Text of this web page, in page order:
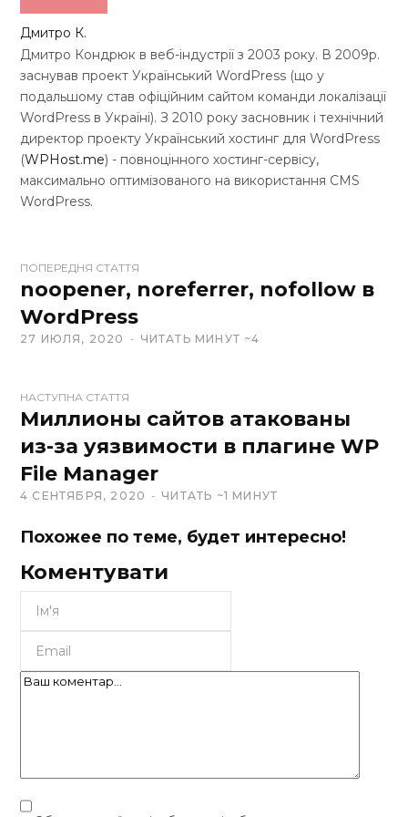
Дмитро К.
Дмитро Кондрюк в веб-індустрії з 2003 року. В 2009р.
заснував проект Український WordPress (що у
подальшому став офіційним сайтом команди локалізації
WordPress в Україні). З 2010 року засновник і технічний
директор проекту Український хостинг для WordPress
(WPHost.me) - повноцінного хостинг-сервісу,
максимально оптимізованого на використання CMS
WordPress.
e
b
s
i
ПОПЕРЕДНЯ СТАТТЯ
noopener, noreferrer, nofollow в
WordPress
27 ИЮЛЯ, 2020 ЧИТАТЬ МИНУТ ~4
НАСТУПНА СТАТТЯ
Миллионы сайтов атакованы
из-за уязвимости в плагине WP
File Manager
4 СЕНТЯБРЯ, 2020 ЧИТАТЬ ~1 МИНУТ
Похожее по теме, будет интересно!
Коментувати